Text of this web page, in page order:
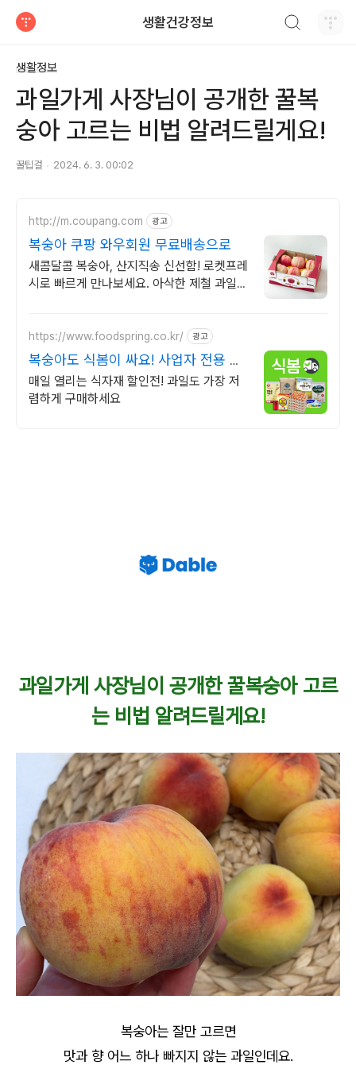
생활건강정보
생활정보
과일가게 사장님이 공개한 꿀복
숭아 고르는 비법 알려드릴게요!
꿀팁걸 2024. 6. 3. 00:02
http://m.coupang.com 광고
복숭아 쿠팡 와우회원 무료배송으로
새콤달콤 복숭아, 산지직송 신선함! 로켓프레
시로 빠르게 만나보세요. 아삭한 제철 과일,
https://www.foodspring.co.kr/ 광고
복숭아도 식봄이 싸요! 사업자 전용 특
가
매일 열리는 식자재 할인전! 과일도 가장 저
렴하게 구매하세요
과일가게 사장님이 공개한 꿀복숭아 고르
는 비법 알려드릴게요!
복숭아는 잘만 고르면
맛과 향 어느 하나 빠지지 않는 과일인데요.